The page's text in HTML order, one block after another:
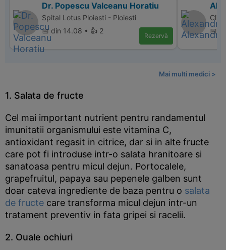
Dr. Popescu Valceanu Horatiu
Spital Lotus Ploiesti - Ploiesti
📅 din 14.08 • 👍 2
Rezervă
📅
Mai multi medici >
1. Salata de fructe
Cel mai important nutrient pentru randamentul
imunitatii organismului este vitamina C,
antioxidant regasit in citrice, dar si in alte fructe
care pot fi introduse intr-o salata hranitoare si
sanatoasa pentru micul dejun. Portocalele,
grapefruitul, papaya sau pepenele galben sunt
doar cateva ingrediente de baza pentru o salata
de fructe care transforma micul dejun intr-un
tratament preventiv in fata gripei si racelii.
2. Ouale ochiuri